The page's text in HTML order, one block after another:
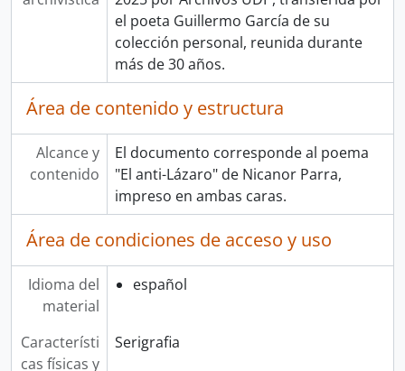
el poeta Guillermo García de su
colección personal, reunida durante
más de 30 años.
Área de contenido y estructura
Alcance y
contenido
El documento corresponde al poema
"El anti-Lázaro" de Nicanor Parra,
impreso en ambas caras.
Área de condiciones de acceso y uso
Idioma del
material
español
Característi
cas físicas y
Serigrafia